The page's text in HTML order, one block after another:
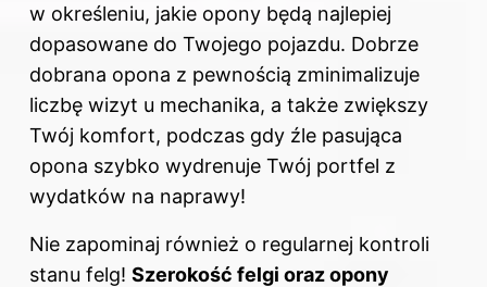
w określeniu, jakie opony będą najlepiej
dopasowane do Twojego pojazdu. Dobrze
dobrana opona z pewnością zminimalizuje
liczbę wizyt u mechanika, a także zwiększy
Twój komfort, podczas gdy źle pasująca
opona szybko wydrenuje Twój portfel z
wydatków na naprawy!
Nie zapominaj również o regularnej kontroli
stanu felg! Szerokość felgi oraz opony